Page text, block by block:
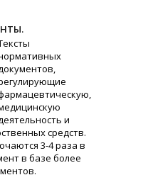
и
средств.
3-4 раза в
в базе более